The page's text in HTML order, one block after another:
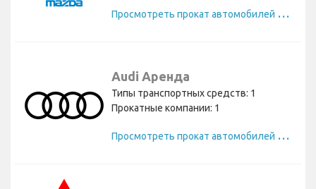
П
росмотреть прокат автомобилей Mazda
Audi Аренда
Типы транспортных средств: 1
Прокатные компании: 1
П
росмотреть прокат автомобилей Audi